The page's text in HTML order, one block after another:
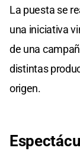
La puesta se
una iniciativa
de una
distintas
origen.